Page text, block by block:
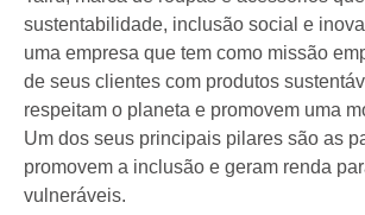
sustentabilidade, inclusão social e
uma empresa que tem como missão
de seus clientes com produtos
respeitam o planeta e promovem uma
Um dos seus principais pilares são as
promovem a inclusão e geram renda
vulneráveis.